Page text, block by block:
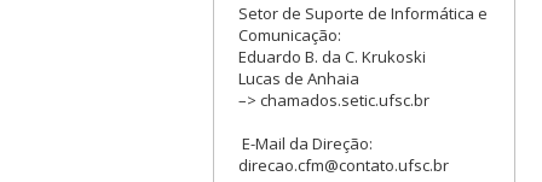
Setor de Suporte de Informática e
Comunicação:
Eduardo B. da C. Krukoski
Lucas de Anhaia
–> chamados.setic.ufsc.br
E-Mail da Direção:
direcao.cfm@contato.ufsc.br